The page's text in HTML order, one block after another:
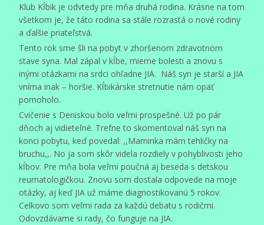
Klub Kĺbik je odvtedy pre mňa druhá rodina. Krásne na tom
všetkom je, že táto rodina sa stále rozrastá o nové rodiny
a ďalšie priateľstvá.
Tento rok sme šli na pobyt v zhoršenom zdravotnom
stave syna. Mal zápal v kĺbe, mierne bolesti a znovu s
inými otázkami na srdci ohľadne JIA. Náš syn je starší a JIA
vníma inak – horšie. Kĺbikárske stretnutie nám opäť
pomoholo.
Cvičenie s Deniskou bolo veľmi prospešné. Už po pár
dňoch aj vidieteľné. Trefne to skomentoval náš syn na
konci pobytu, keď povedal: ,,Maminka mám tehličky na
bruchu,,. No ja som skôr videla rozdiely v pohyblivosti jeho
kĺbov. Pre mňa bola veľmi poučná aj beseda s detskou
reumatologičkou. Znovu som dostala odpovede na moje
otázky, aj keď JIA už máme diagnostikovanú 5 rokov.
Celkovo som veľmi rada za každú debatu s rodičmi.
Odovzdávame si rady, čo funguje na JIA.